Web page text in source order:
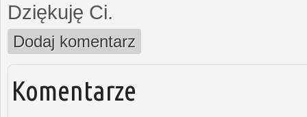
Dziękuję Ci.
Dodaj komentarz
Komentarze